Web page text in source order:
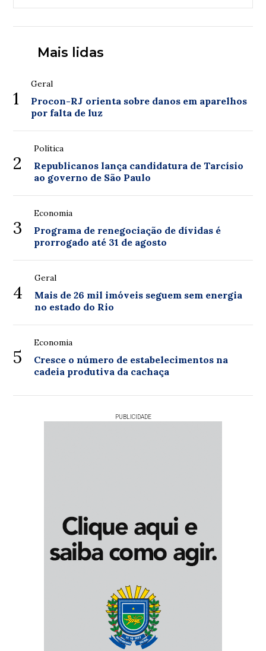
Mais lidas
1
Geral
Procon-RJ orienta sobre danos em aparelhos
por falta de luz
2
Política
Republicanos lança candidatura de Tarcísio
ao governo de São Paulo
3
Economia
Programa de renegociação de dívidas é
prorrogado até 31 de agosto
4
Geral
Mais de 26 mil imóveis seguem sem energia
no estado do Rio
5
Economia
Cresce o número de estabelecimentos na
cadeia produtiva da cachaça
PUBLICIDADE